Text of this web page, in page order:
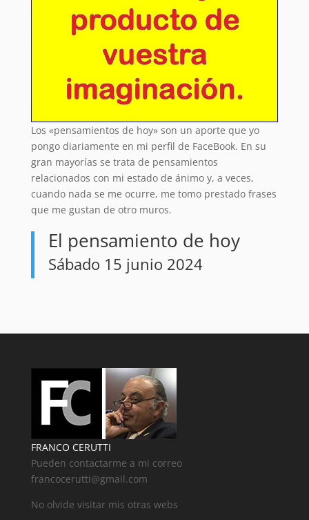
Los «pensamientos de hoy» son un aporte que yo
pongo diariamente en mi perfil de FaceBook. En su
gran mayorías se trata de pensamientos
relacionados con mi estado de ánimo y, a veces,
cuando nada se me ocurre, me tomo prestado frases
que me gustan de otro muros.
El pensamiento de hoy
Sábado 15 junio 2024
FRANCO CERUTTI
Pueden contactarme a mi correo
francocerutti@gmail.com
No olvide visitar mis otras webs